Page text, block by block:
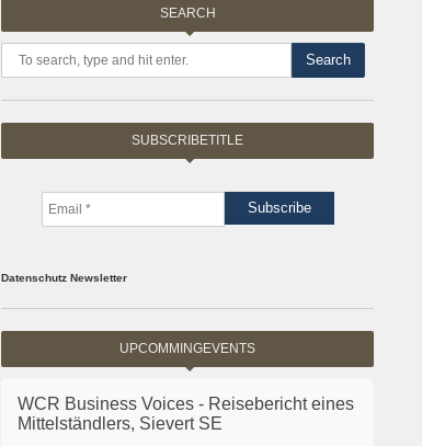
SEARCH
Search
SUBSCRIBETITLE
Datenschutz Newsletter
UPCOMMINGEVENTS
WCR Business Voices - Reisebericht eines
Mittelständlers, Sievert SE